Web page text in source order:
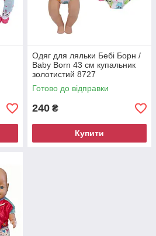
Одяг для ляльки Бебі Борн /
Baby Born 43 см купальник
золотистий 8727
Готово до відправки
240 ₴
Купити